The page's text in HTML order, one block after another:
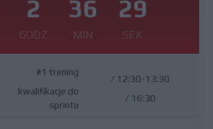
2
GODZ
36
MIN
28
SEK
#1 trening
kwalifikacje do
sprintu
/ 12:30-13:30
/ 16:30